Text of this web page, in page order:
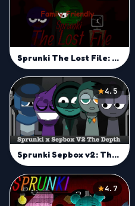
Sprunki The Lost File: Family Friendly
4.5
Sprunki Sepbox v2: The Depth
4.7